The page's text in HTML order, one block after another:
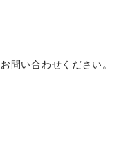
問い合わせください。